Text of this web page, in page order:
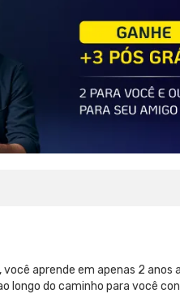
aprende em apenas 2
do caminho para você